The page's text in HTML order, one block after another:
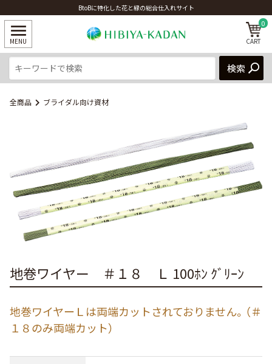
0
BtoBに特化した花と緑の総合仕入れサイト
全商品 ブライダル向け資材
地卷ワイヤー ＃１８ Ｌ 100ﾎﾝ ｸﾞﾘｰﾝ
地巻ワイヤーＬは両端カットされておりません。（＃
１８のみ両端カット）